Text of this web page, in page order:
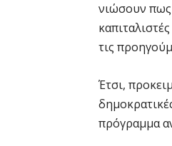
νιώσουν πως
τις
Έτσι,
πρόγραμμα